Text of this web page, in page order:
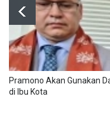
Pramono Akan Gunakan
di Ibu Kota